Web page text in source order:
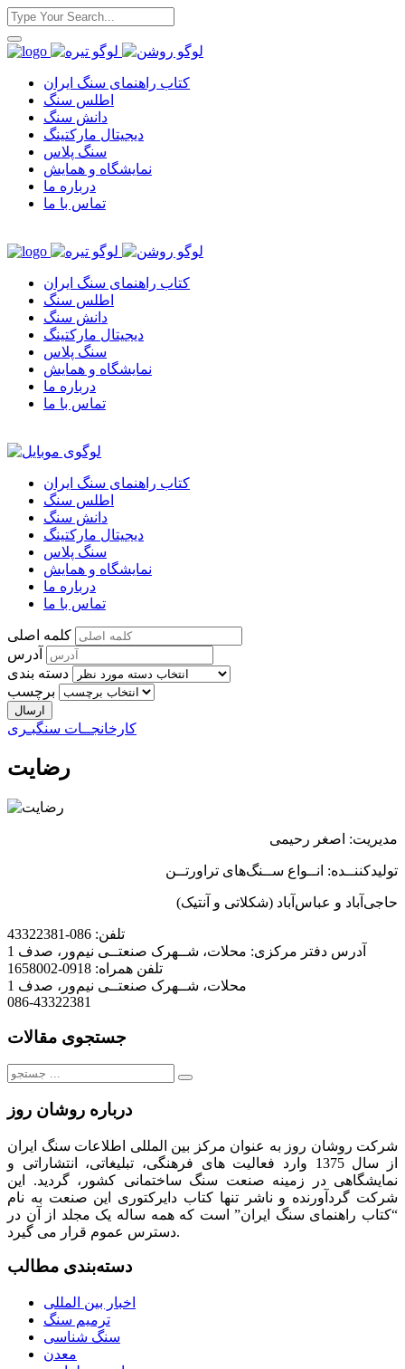
کتاب راهنمای سنگ ایران
اطلس سنگ
دانش سنگ
دیجیتال مارکتینگ
سنگ پلاس
نمایشگاه و همایش
درباره ما
تماس با ما
کتاب راهنمای سنگ ایران
اطلس سنگ
دانش سنگ
دیجیتال مارکتینگ
سنگ پلاس
نمایشگاه و همایش
درباره ما
تماس با ما
کتاب راهنمای سنگ ایران
اطلس سنگ
دانش سنگ
دیجیتال مارکتینگ
سنگ پلاس
نمایشگاه و همایش
درباره ما
تماس با ما
کلمه اصلی
آدرس
دسته بندی
برچسب
کارخانجــات سنگبـری
رضایت
مدیریت: اصغر رحیمی
تولیدکننــده: انــواع ســنگهای تراورتــن
حاجی آباد و عباس آباد (شکلاتی و آنتیک)
تلفن: 086-43322381
آدرس دفتر مرکزی: محلات، شــهرک صنعتــی نیم‌ور، صدف 1
تلفن همراه: 0918-1658002
محلات، شــهرک صنعتــی نیم‌ور، صدف 1
086-43322381
جستجوی مقالات
جستجو
درباره روشان روز
شرکت روشان روز به عنوان مرکز بین المللی اطلاعات سنگ ایران
از سال 1375 وارد فعالیت های فرهنگی، تبلیغاتی، انتشاراتی و
نمایشگاهی در زمینه صنعت سنگ ساختمانی کشور، گردید. این
شرکت گردآورنده و ناشر تنها کتاب دایرکتوری این صنعت به نام
“کتاب راهنمای سنگ ایران” است که همه ساله یک مجلد از آن در
دسترس عموم قرار می گیرد.
دسته‌بندی مطالب
اخبار بین المللی
ترمیم سنگ
سنگ شناسی
معدن